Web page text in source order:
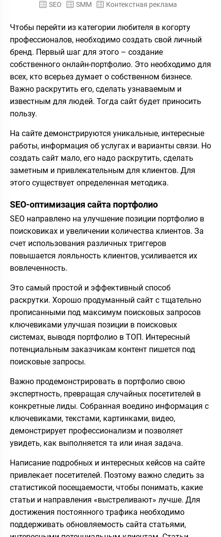
SEO SMM Контекстная реклама
Чтобы перейти из категории любителя в когорту
профессионалов, необходимо создать свой личный
бренд. Первый шаг для этого – создание
собственного онлайн-портфолио. Это необходимо для
всех, кто всерьез думает о собственном бизнесе.
Важно раскрутить его, сделать узнаваемым и
известным для людей. Тогда сайт будет приносить
пользу.
На сайте демонстрируются уникальные, интересные
работы, информация об услугах и варианты связи. Но
создать сайт мало, его надо раскрутить, сделать
заметным и привлекательным для клиентов. Для
этого существует определенная методика.
SEO-оптимизация сайта портфолио
SEO направлено на улучшение позиции портфолио в
поисковиках и увеличении количества клиентов. За
счет использования различных триггеров
повышается лояльность клиентов, усиливается их
вовлеченность.
Это самый простой и эффективный способ
раскрутки. Хорошо продуманный сайт с тщательно
прописанными под максимум поисковых запросов
ключевиками улучшая позиции в поисковых
системах, выводя портфолио в ТОП. Интересный
потенциальным заказчикам контент пишется под
поисковые запросы.
Важно продемонстрировать в портфолио свою
экспертность, превращая случайных посетителей в
конкретные лиды. Собранная воедино информация с
ключевиками, текстами, картинками, видео,
демонстрирует профессионализм и позволяет
увидеть, как выполняется та или иная задача.
Написание подробных и интересных кейсов на сайте
привлекает посетителей. Поэтому важно следить за
статистикой посещаемости, чтобы понимать, какие
статьи и направления «выстреливают» лучше. Для
достижения постоянного трафика необходимо
поддерживать обновляемость сайта статьями,